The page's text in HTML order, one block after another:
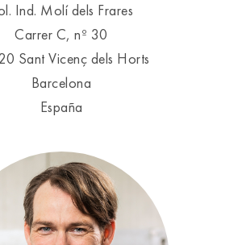
Ind. Molí dels Frares
Carrer C, nº 30
Sant Vicenç dels Horts
Barcelona
España